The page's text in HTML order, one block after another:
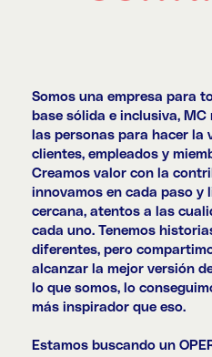
Somos una empresa para
base sólida e inclusiva,
las personas para hacer la
clientes, empleados y
Creamos valor con la
innovamos en cada paso y
cercana, atentos a las
cada uno. Tenemos
diferentes, pero
alcanzar la mejor versión
lo que somos, lo
más inspirador que eso.
Estamos buscando un